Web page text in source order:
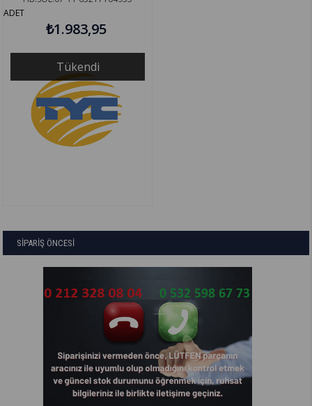
Tükendi
ADET
₺1.983,95
SİPARİŞ ÖNCESİ